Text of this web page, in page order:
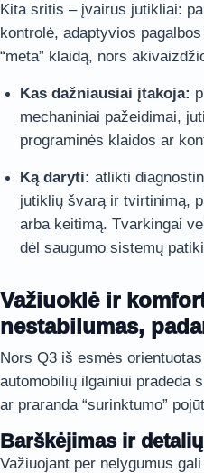
Kita sritis – įvairūs jutikliai:
kontrolė, adaptyvios
“meta” klaidą, nors
Kas dažniausiai įtakoja:
mechaniniai pažeidimai,
programinės klaidos ar
Ką daryti: atlikti
jutiklių švarą ir tvirtinimą,
arba keitimą. Tvarkingai
dėl saugumo sistemų
Važiuoklė ir
nestabilumas,
Nors Q3 iš esmės
automobilių ilgainiui pradeda
ar praranda “surinktumo”
Barškėjimas ir
Važiuojant per nelygumus